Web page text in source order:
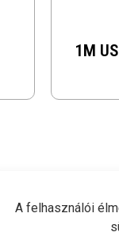
A felhasználói
1M